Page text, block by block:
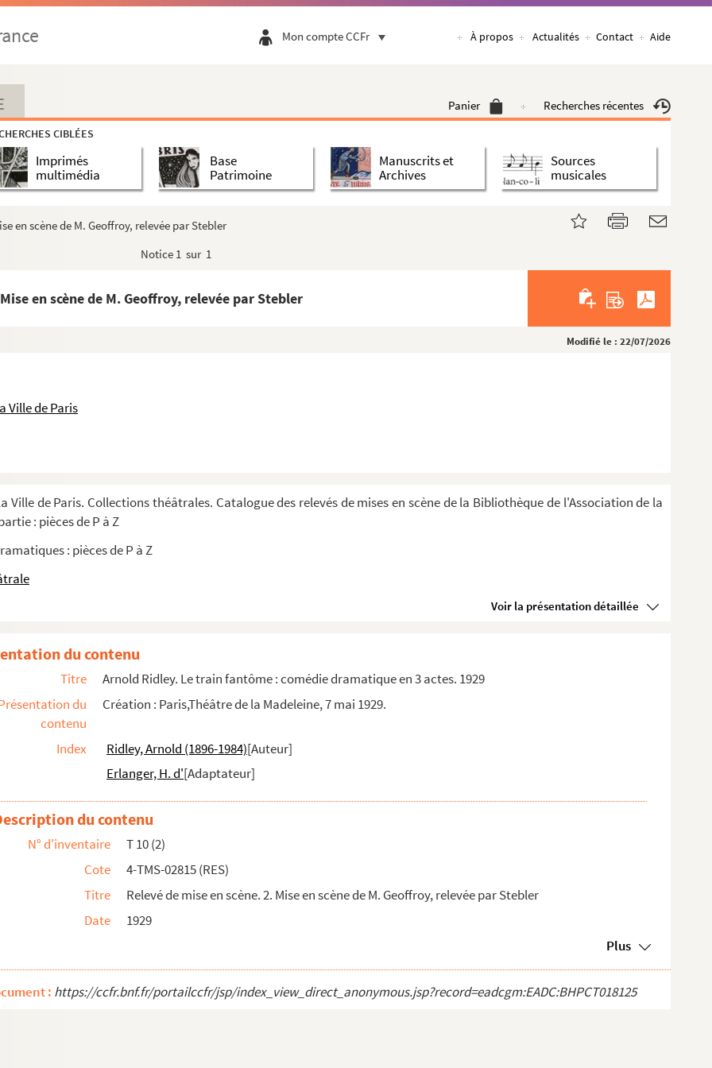
Mon compte CCFr À propos Actualités Contact Aide
Panier Recherches récentes
CIBLÉES
Imprimés
multimédia
Base
Patrimoine
Manuscrits et
Archives
Sources
musicales
en scène de M. Geoffroy, relevée par Stebler
Notice 1 sur 1
en scène de M. Geoffroy, relevée par Stebler
Modifié le : 22/07/2026
Ville de Paris
Ville de Paris. Collections théâtrales. Catalogue des relevés de mises en scène de la Bibliothèque de l'Association de la
: pièces de P à Z
: pièces de P à Z
Voir la présentation détaillée
1914
en 3 actes. 1920
en 5 actes et 9 tableaux. 1832
tableaux. 1903
pièce en 5 actes et 1 prologue. Adapta...
de l'anglais et adaptation à la scène...
de Suzanne Flour et Peter Grot...
1945
de plaisir : comédie en 4 actes. 1...
1929
de M. Geoffroy, relevée par Stebler
de M. Geoffroy, relevée par Stebler
3 actes. 1937
adaptation par Jean Cocteau, traducti...
1883 et 1945
en 3 époques et 7 tableaux. 182...
Rabelais, tirée des cinq livres de Fr...
en 5 actes. 1871
le roman de Paul Reboux. 1929
1905
du contenu
Titre
Arnold Ridley. Le train fantôme : comédie dramatique en 3 actes. 1929
du
contenu
Création : Paris,Théâtre de la Madeleine, 7 mai 1929.
Index Ridley, Arnold (1896-1984)[Auteur]
Erlanger, H. d'[Adaptateur]
du contenu
N° d'inventaire
T 10 (2)
Cote
4-TMS-02815 (RES)
Titre
Relevé de mise en scène. 2. Mise en scène de M. Geoffroy, relevée par Stebler
Date
1929
Plus
: https://ccfr.bnf.fr/portailccfr/jsp/index_view_direct_anonymous.jsp?record=eadcgm:EADC:BHPCT018125